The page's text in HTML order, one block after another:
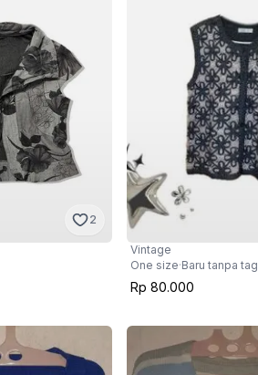
2
Vintage
One size·Baru tanpa tag
Rp 80.000